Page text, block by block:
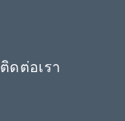
ติดต่อเรา